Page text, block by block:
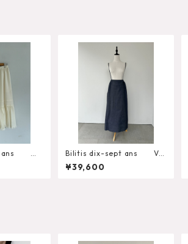
ans Wo
925
Bilitis dix-sept ans Vic
torian Skirt
¥39,600